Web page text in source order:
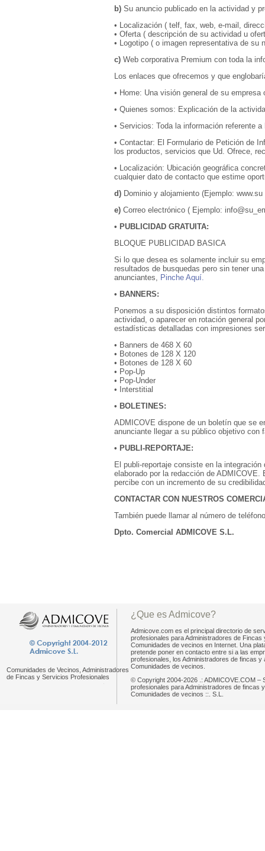
b) Su anuncio publicado en la actividad y
• Localización ( telf, fax, web, e-mail,
• Oferta ( descripción de su actividad u
• Logotipo ( o imagen representativa de su
c) Web corporativa Premium con toda la
Los enlaces que ofrecemos y que
• Home: Una visión general de su
• Quienes somos: Explicación de la
• Servicios: Toda la información referente
• Contactar: El Formulario de Petición de
los productos, servicios que Ud. Ofrece,
• Localización: Ubicación geográfica
cualquier dato de contacto que estime
d) Dominio y alojamiento (Ejemplo:
e) Correo electrónico ( Ejemplo:
• PUBLICIDAD GRATUITA:
BLOQUE PUBLICIDAD BASICA
Si lo que desea es solamente incluir su
resultados de busquedas pero sin tener
anunciantes, Pinche Aquí.
• BANNERS:
Ponemos a su disposición distintos
actividad, o aparecer en rotación general
estadísticas detalladas con impresiones
• Banners de 468 X 60
• Botones de 128 X 120
• Botones de 128 X 60
• Pop-Up
• Pop-Under
• Interstitial
• BOLETINES:
ADMICOVE dispone de un boletín que se
anunciante llegar a su público objetivo con
• PUBLI-REPORTAJE:
El publi-reportaje consiste en la
elaborado por la redacción de
percibe con un incremento de su
CONTACTAR CON NUESTROS
También puede llamar al número de
Dpto. Comercial ADMICOVE S.L.
Comunidades de Vecinos, Administradores
de Fincas y Servicios Profesionales
¿Que es Admicove?
Admicove.com es el principal directorio de
profesionales para Administradores de Fincas
Comunidades de vecinos en Internet. Una
pretende poner en contacto entre si a las
profesionales, los Administradores de fincas y
Comunidades de vecinos.
© Copyright 2004-2026 .: ADMICOVE.COM –
profesionales para Administradores de fincas y
Comunidades de vecinos ::. S.L.